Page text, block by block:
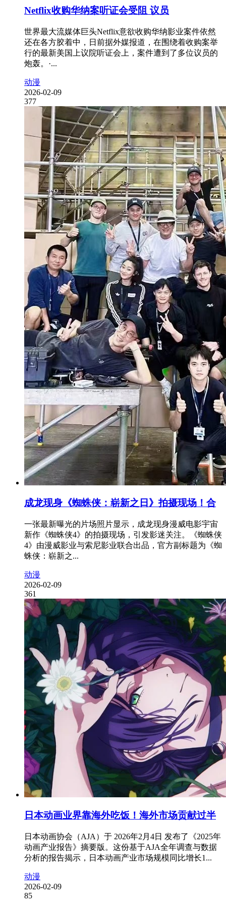
Netflix收购华纳案听证会受阻 议员
世界最大流媒体巨头Netflix意欲收购华纳影业案件依然
还在各方胶着中，日前据外媒报道，在围绕着收购案举
行的最新美国上议院听证会上，案件遭到了多位议员的
炮轰。·...
动漫
2026-02-09
377
成龙现身《蜘蛛侠：崭新之日》拍摄现场！合
一张最新曝光的片场照片显示，成龙现身漫威电影宇宙
新作《蜘蛛侠4》的拍摄现场，引发影迷关注。《蜘蛛侠
4》由漫威影业与索尼影业联合出品，官方副标题为《蜘
蛛侠：崭新之...
动漫
2026-02-09
361
日本动画业界靠海外吃饭！海外市场贡献过半
日本动画协会（AJA）于 2026年2月4日 发布了《2025年
动画产业报告》摘要版。这份基于AJA全年调查与数据
分析的报告揭示，日本动画产业市场规模同比增长1...
动漫
2026-02-09
85